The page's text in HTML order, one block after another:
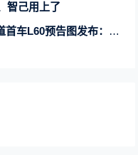
智己用上了
预告图发布：超薄大灯组